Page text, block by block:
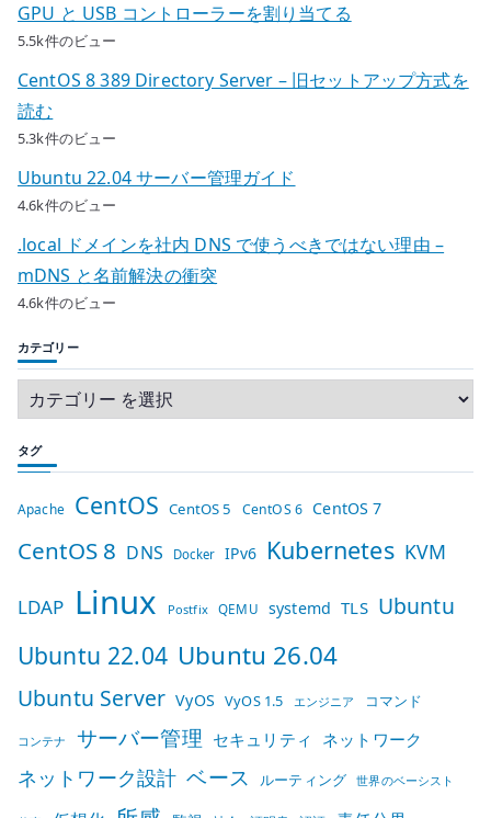
GPU と USB コントローラーを割り当てる
5.5k件のビュー
CentOS 8 389 Directory Server – 旧セットアップ方式を
読む
5.3k件のビュー
Ubuntu 22.04 サーバー管理ガイド
4.6k件のビュー
.local ドメインを社内 DNS で使うべきではない理由 –
mDNS と名前解決の衝突
4.6k件のビュー
カテゴリー
タグ
Apache CentOS CentOS 5 CentOS 6 CentOS 7
CentOS 8 DNS Docker IPv6 Kubernetes KVM
LDAP Linux Postfix QEMU systemd TLS Ubuntu
Ubuntu 22.04 Ubuntu 26.04
Ubuntu Server VyOS VyOS 1.5 エンジニア コマンド
コンテナ サーバー管理 セキュリティ ネットワーク
ネットワーク設計 ベース ルーティング 世界のベーシスト